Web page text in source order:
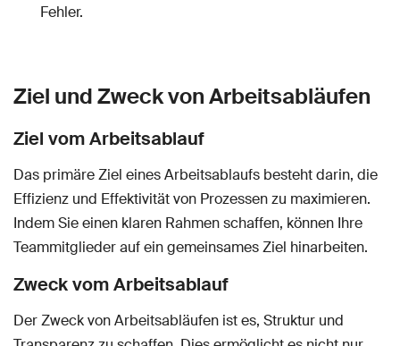
Fehler.
Ziel und Zweck von Arbeitsabläufen
Ziel vom Arbeitsablauf
Das primäre Ziel eines Arbeitsablaufs besteht darin, die
Effizienz und Effektivität von Prozessen zu maximieren.
Indem Sie einen klaren Rahmen schaffen, können Ihre
Teammitglieder auf ein gemeinsames Ziel hinarbeiten.
Zweck vom Arbeitsablauf
Der Zweck von Arbeitsabläufen ist es, Struktur und